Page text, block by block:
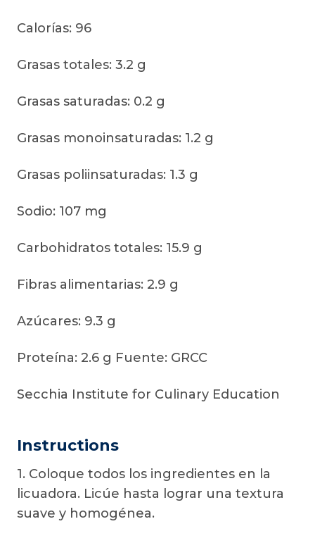
Calorías: 96
Grasas totales: 3.2 g
Grasas saturadas: 0.2 g
Grasas monoinsaturadas: 1.2 g
Grasas poliinsaturadas: 1.3 g
Sodio: 107 mg
Carbohidratos totales: 15.9 g
Fibras alimentarias: 2.9 g
Azúcares: 9.3 g
Proteína: 2.6 g Fuente: GRCC
Secchia Institute for Culinary Education
Instructions
1. Coloque todos los ingredientes en la
licuadora. Licúe hasta lograr una textura
suave y homogénea.